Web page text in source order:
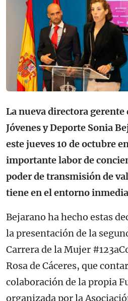
La nueva directora gerente
Jóvenes y Deporte Sonia
este jueves 10 de octubre
importante labor de
poder de transmisión de
tiene en el entorno
Bejarano ha hecho estas
la presentación de la
Carrera de la Mujer
Rosa de Cáceres, que
colaboración de la propia
organizada por la